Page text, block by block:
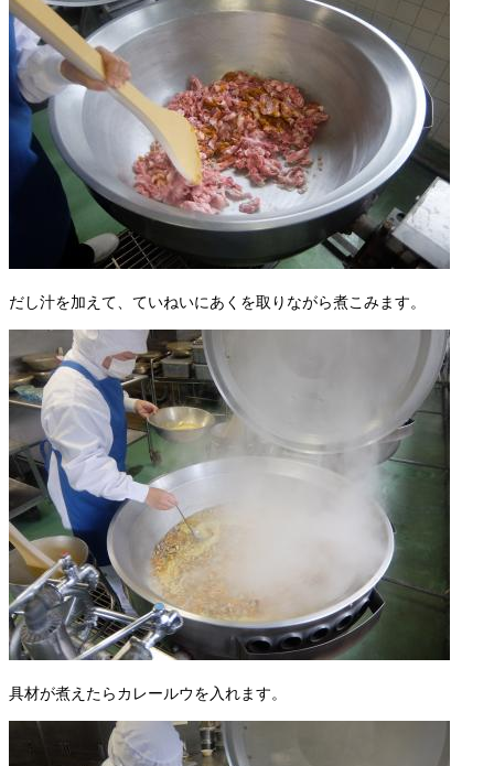
だし汁を加えて、ていねいにあくを取りながら煮こみます。
具材が煮えたらカレールウを入れます。